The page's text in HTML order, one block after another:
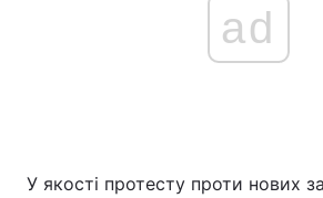
ad
У якості протесту проти нових